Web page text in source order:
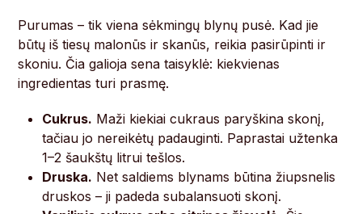
Purumas – tik viena sėkmingų blynų pusė. Kad jie
būtų iš tiesų malonūs ir skanūs, reikia pasirūpinti ir
skoniu. Čia galioja sena taisyklė: kiekvienas
ingredientas turi prasmę.
Cukrus. Maži kiekiai cukraus paryškina skonį,
tačiau jo nereikėtų padauginti. Paprastai užtenka
1–2 šaukštų litrui tešlos.
Druska. Net saldiems blynams būtina žiupsnelis
druskos – ji padeda subalansuoti skonį.